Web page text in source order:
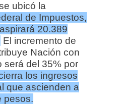
ubicó la
de Impuestos,
20.389
El incremento de
Nación con
será del 35% por
los ingresos
que ascienden a
pesos.